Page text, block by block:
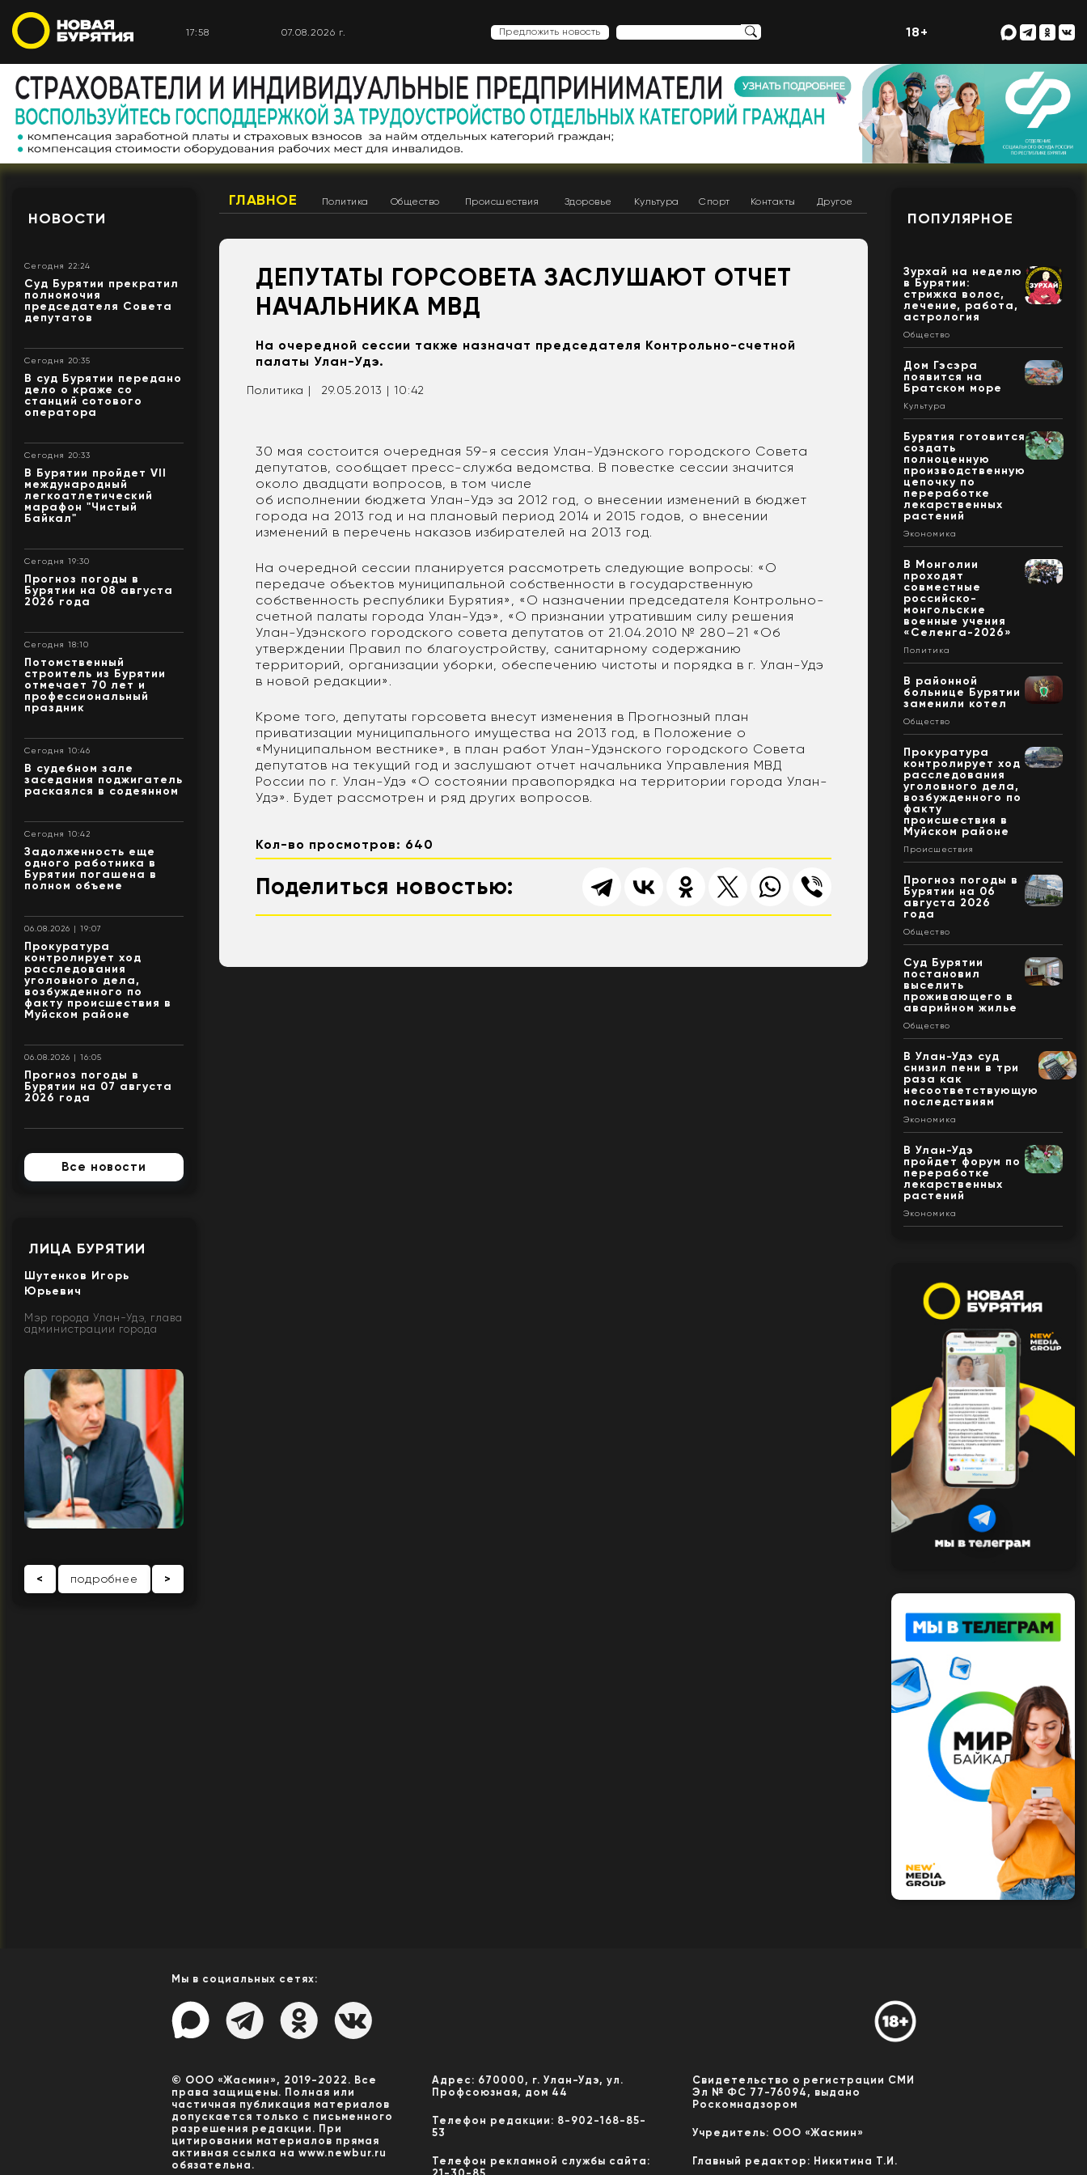
17:58 07.08.2026 г. Предложить новость 18+
НОВОСТИ
Сегодня 22:24
Суд Бурятии прекратил
полномочия
председателя Совета
депутатов
Сегодня 20:35
В суд Бурятии передано
дело о краже со
станций сотового
оператора
Сегодня 20:33
В Бурятии пройдет VII
международный
легкоатлетический
марафон "Чистый
Байкал"
Сегодня 19:30
Прогноз погоды в
Бурятии на 08 августа
2026 года
Сегодня 18:10
Потомственный
строитель из Бурятии
отмечает 70 лет и
профессиональный
праздник
Сегодня 10:46
В судебном зале
заседания поджигатель
раскаялся в содеянном
Сегодня 10:42
Задолженность еще
одного работника в
Бурятии погашена в
полном объеме
06.08.2026 | 19:07
Прокуратура
контролирует ход
расследования
уголовного дела,
возбужденного по
факту происшествия в
Муйском районе
06.08.2026 | 16:05
Прогноз погоды в
Бурятии на 07 августа
2026 года
Все новости
ЛИЦА БУРЯТИИ
Шутенков Игорь
Юрьевич
Мэр города Улан-Удэ, глава
администрации города
< подробнее >
ГЛАВНОЕ Политика Общество Происшествия Здоровье Культура Спорт Контакты Другое
ДЕПУТАТЫ ГОРСОВЕТА ЗАСЛУШАЮТ ОТЧЕТ
НАЧАЛЬНИКА МВД
На очередной сессии также назначат председателя Контрольно-счетной
палаты Улан-Удэ.
Политика | 29.05.2013 | 10:42
30 мая состоится очередная 59-я сессия Улан-Удэнского городского Совета
депутатов, сообщает пресс-служба ведомства. В повестке сессии значится
около двадцати вопросов, в том числе
об исполнении бюджета Улан-Удэ за 2012 год, о внесении изменений в бюджет
города на 2013 год и на плановый период 2014 и 2015 годов, о внесении
изменений в перечень наказов избирателей на 2013 год.
На очередной сессии планируется рассмотреть следующие вопросы: «О
передаче объектов муниципальной собственности в государственную
собственность республики Бурятия», «О назначении председателя Контрольно-
счетной палаты города Улан-Удэ», «О признании утратившим силу решения
Улан-Удэнского городского совета депутатов от 21.04.2010 № 280–21 «Об
утверждении Правил по благоустройству, санитарному содержанию
территорий, организации уборки, обеспечению чистоты и порядка в г. Улан-Удэ
в новой редакции».
Кроме того, депутаты горсовета внесут изменения в Прогнозный план
приватизации муниципального имущества на 2013 год, в Положение о
«Муниципальном вестнике», в план работ Улан-Удэнского городского Совета
депутатов на текущий год и заслушают отчет начальника Управления МВД
России по г. Улан-Удэ «О состоянии правопорядка на территории города Улан-
Удэ». Будет рассмотрен и ряд других вопросов.
Кол-во просмотров: 640
Поделиться новостью:
ПОПУЛЯРНОЕ
Зурхай на неделю
в Бурятии:
стрижка волос,
лечение, работа,
астрология
Общество
Дом Гэсэра
появится на
Братском море
Культура
Бурятия готовится
создать
полноценную
производственную
цепочку по
переработке
лекарственных
растений
Экономика
В Монголии
проходят
совместные
российско-
монгольские
военные учения
«Селенга-2026»
Политика
В районной
больнице Бурятии
заменили котел
Общество
Прокуратура
контролирует ход
расследования
уголовного дела,
возбужденного по
факту
происшествия в
Муйском районе
Происшествия
Прогноз погоды в
Бурятии на 06
августа 2026
года
Общество
Суд Бурятии
постановил
выселить
проживающего в
аварийном жилье
Общество
В Улан-Удэ суд
снизил пени в три
раза как
несоответствующую
последствиям
Экономика
В Улан-Удэ
пройдет форум по
переработке
лекарственных
растений
Экономика
Мы в социальных сетях:
© ООО «Жасмин», 2019-2022. Все
права защищены. Полная или
частичная публикация материалов
допускается только с письменного
разрешения редакции. При
цитировании материалов прямая
активная ссылка на www.newbur.ru
обязательна.
Адрес: 670000, г. Улан-Удэ, ул.
Профсоюзная, дом 44
Телефон редакции: 8-902-168-85-
53
Телефон рекламной службы сайта:
Свидетельство о регистрации СМИ
Эл № ФС 77-76094, выдано
Роскомнадзором
Учредитель: ООО «Жасмин»
Главный редактор: Никитина Т.И.